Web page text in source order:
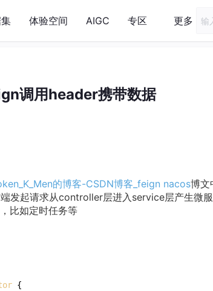
体验空间 AIGC 专区 更多
调用header携带数据
的博客-CSDN博客_feign nacos博文
发起请求从controller层进入service层产生微
比如定时任务等
{